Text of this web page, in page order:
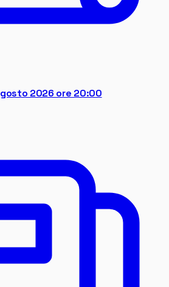
2026 ore 20:00